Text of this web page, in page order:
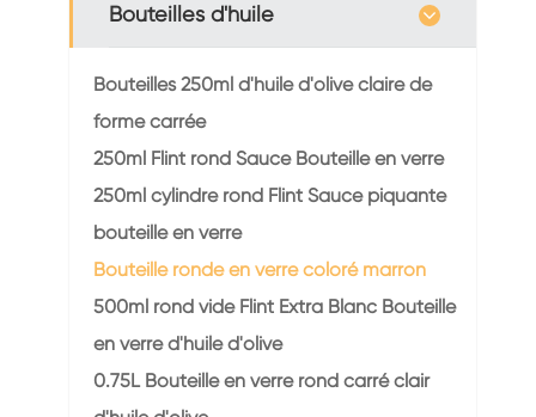
Bouteilles d'huile
Bouteilles 250ml d'huile d'olive claire de
forme carrée
250ml Flint rond Sauce Bouteille en verre
250ml cylindre rond Flint Sauce piquante
bouteille en verre
Bouteille ronde en verre coloré marron
500ml rond vide Flint Extra Blanc Bouteille
en verre d'huile d'olive
0.75L Bouteille en verre rond carré clair